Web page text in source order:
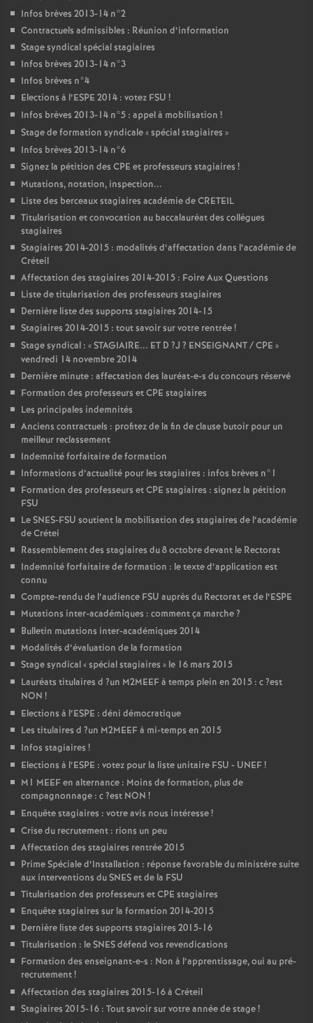
Infos brèves 2013-14 n°2
Contractuels admissibles : Réunion d’information
Stage syndical spécial stagiaires
Infos brèves 2013-14 n°3
Infos brèves n°4
Elections à l’ESPE 2014 : votez FSU !
Infos brèves 2013-14 n°5 : appel à mobilisation !
Stage de formation syndicale «spécial stagiaires »
Infos brèves 2013-14 n°6
Signez la pétition des CPE et professeurs stagiaires !
Mutations, notation, inspection...
Liste des berceaux stagiaires académie deCRETEIL
Titularisation et convocation au baccalauréat des collègues
stagiaires
Stagiaires 2014-2015 : modalités d’affectation dans l’académie de
Créteil
Affectation des stagiaires 2014-2015 : Foire Aux Questions
Liste de titularisation des professeurs stagiaires
Dernière liste des supports stagiaires 2014-15
Stagiaires 2014-2015 : tout savoir sur votre rentrée!
Stage syndical : «STAGIAIRE... ET D ?J ? ENSEIGNANT/CPE »
vendredi 14 novembre 2014
Dernière minute : affectation des lauréat-e-s du concours réservé
Formation des professeurs etCPE stagiaires
Les principales indemnités
Anciens contractuels : profitez de la fin de clause butoir pour un
meilleur reclassement
Indemnité forfaitaire de formation
Informations d’actualité pour les stagiaires : infos brèves n°1
Formation des professeurs etCPE stagiaires : signez la pétition
FSU
LeSNES-FSU soutient la mobilisation des stagiaires de l’académie
de Crétei
Rassemblement des stagiaires du 8 octobre devant le Rectorat
Indemnité forfaitaire de formation : le texte d’application est
connu
Compte-rendu de l’audience FSU auprès du Rectorat et de l’ESPE
Mutations inter-académiques : comment ça marche?
Bulletin mutations inter-académiques 2014
Modalités d’évaluation de la formation
Stage syndical «spécial stagiaires » le 16 mars 2015
Lauréats titulaires d ?un M2MEEFà temps plein en 2015 : c?est
NON !
Elections à l’ESPE : déni démocratique
Les titulaires d ?un M2MEEFà mi-temps en 2015
Infos stagiaires !
Elections à l’ESPE : votez pour la liste unitaire FSU - UNEF!
M1 MEEFen alternance : Moins de formation, plus de
compagnonnage : c?est NON !
Enquête stagiaires : votre avis nous intéresse!
Crise du recrutement : rions un peu
Affectation des stagiaires rentrée 2015
Prime Spéciale d’Installation : réponse favorable du ministère suite
aux interventions duSNESet de la FSU
Titularisation des professeurs etCPE stagiaires
Enquête stagiaires sur la formation 2014-2015
Dernière liste des supports stagiaires 2015-16
Titularisation : leSNESdéfend vos revendications
Formation des enseignant-e-s : Non à l’apprentissage, oui au pré-
recrutement!
Affectation des stagiaires 2015-16 à Créteil
Stagiaires 2015-16 : Tout savoir sur votre année de stage!